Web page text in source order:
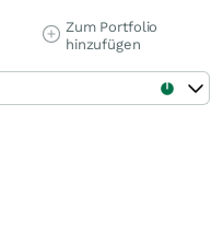
Zum Portfolio
hinzufügen